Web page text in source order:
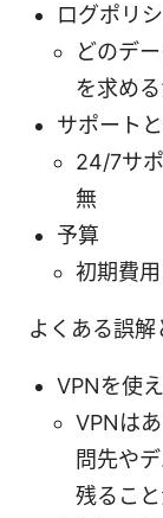
ログポリ
どのデ
を求め
サポート
24/7サ
無
予算
初期費
よくある誤解
VPNを使
VPNは
問先や
残るこ